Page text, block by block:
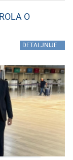
O
DETALJNIJE